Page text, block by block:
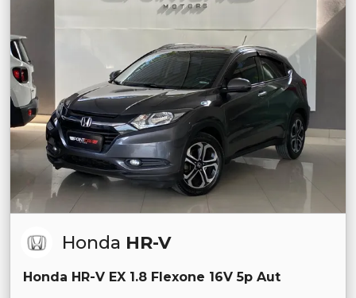
Honda HR-V
Honda HR-V EX 1.8 Flexone 16V 5p Aut